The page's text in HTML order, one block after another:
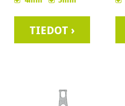
TIEDOT ›